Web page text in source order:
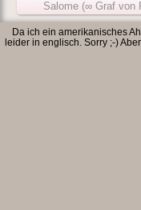
Salome (∞ Graf von
Da ich ein amerikanisches
leider in englisch. Sorry ;-)